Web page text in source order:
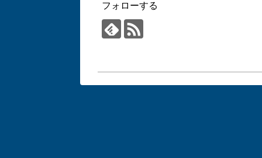
フォローする